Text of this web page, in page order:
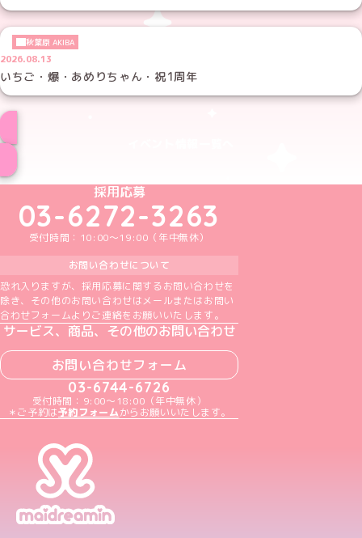
秋葉原 AKIBA
2026.08.13
いちご・爆・あめりちゃん・祝1周年
めいどりーみんTikTok公式アカウント
めいどりーみんX公式アカウント
めいどりーみんInstagram公式アカウント
めいどりーみんFacebook公式アカウン
めいどりーみんYouTube公式アカ
採用応募
03-6272-3263
受付時間：10:00～19:00（年中無休）
お問い合わせについて
恐れ入りますが、採用応募に関するお問い合わせを
除き、その他のお問い合わせはメールまたはお問い
合わせフォームよりご連絡をお願いいたします。
サービス、商品、その他のお問い合わせ
お問い合わせフォーム
03-6744-6726
受付時間：9:00～18:00（年中無休）
＊ご予約は予約フォームからお願いいたします。